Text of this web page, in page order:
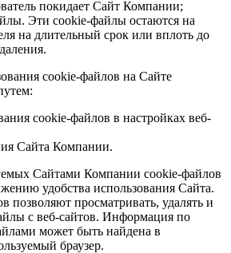
покидает Сайт Компании;
Эти cookie-файлы остаются на
на длительный срок или вплоть до
cookie-файлов на Сайте
cookie-файлов в настройках веб-
Сайта Компании.
Сайтами Компании cookie-файлов
удобства использования Сайта.
позволяют просматривать, удалять и
c веб-сайтов. Информация по
может быть найдена в
браузер.